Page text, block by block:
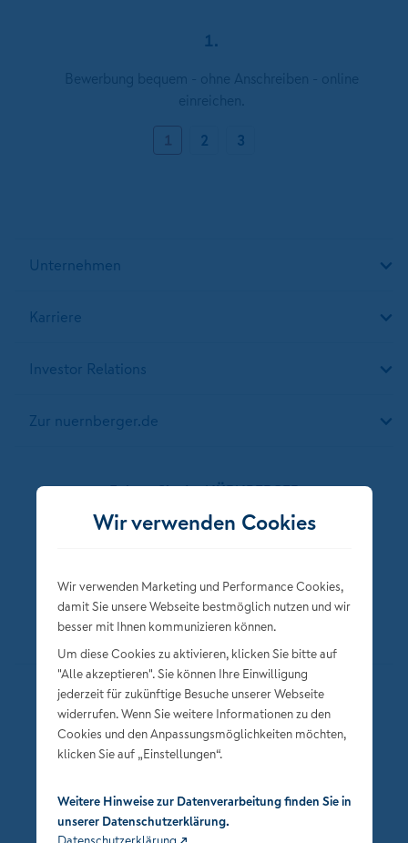
1.
1
2 3
Unternehmen
Karriere
Investor Relations
Zur nuernberger.de
Folgen Sie der NÜRNBERGER
Datenschutz
Impressum
Privatsphäre-Einstellungen
Wir verwenden Cookies
Wir verwenden Marketing und Performance Cookies,
damit Sie unsere Webseite bestmöglich nutzen und wir
besser mit Ihnen kommunizieren können.
Um diese Cookies zu aktivieren, klicken Sie bitte auf
"Alle akzeptieren". Sie können Ihre Einwilligung
jederzeit für zukünftige Besuche unserer Webseite
widerrufen. Wenn Sie weitere Informationen zu den
Cookies und den Anpassungsmöglichkeiten möchten,
klicken Sie auf „Einstellungen“.
Weitere Hinweise zur Datenverarbeitung finden Sie in
unserer Datenschutzerklärung.